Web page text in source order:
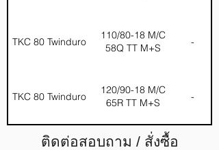
TKC 80 Twinduro
110/80-18 M/C
58Q TT M+S
-
TKC 80 Twinduro
120/90-18 M/C
65R TT M+S
-
ติดต่อสอบถาม / สั่งซื้อ